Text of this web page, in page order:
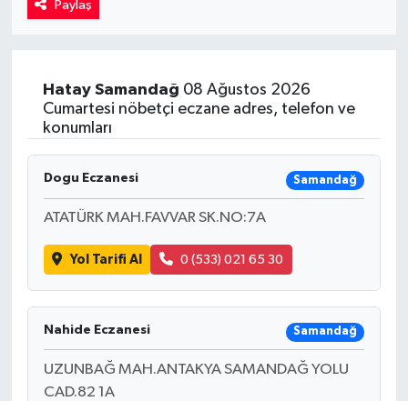
Paylaş
Hatay Samandağ 08 Ağustos 2026
Cumartesi nöbetçi eczane adres, telefon ve
konumları
Dogu Eczanesi Samandağ
ATATÜRK MAH.FAVVAR SK.NO:7A
Yol Tarifi Al 0 (533) 021 65 30
Nahide Eczanesi Samandağ
UZUNBAĞ MAH.ANTAKYA SAMANDAĞ YOLU
CAD.82 1A
Yaşam